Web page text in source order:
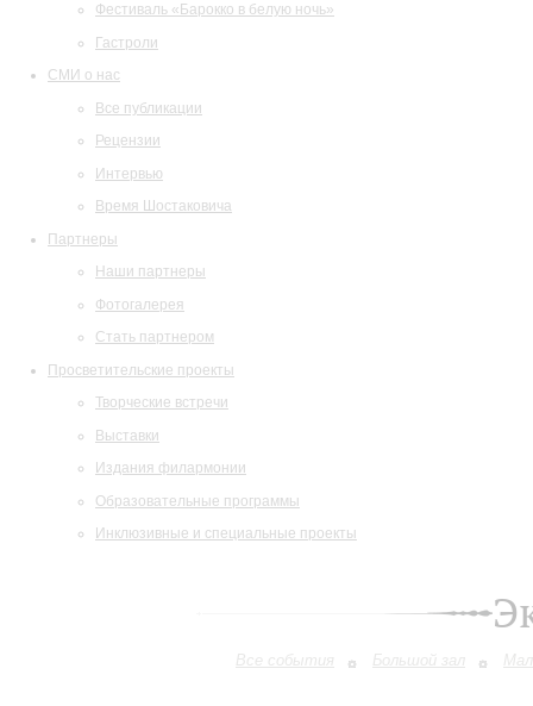
Фестиваль «Барокко в белую ночь»
Гастроли
СМИ о нас
Все публикации
Рецензии
Интервью
Время Шостаковича
Партнеры
Наши партнеры
Фотогалерея
Стать партнером
Просветительские проекты
Творческие встречи
Выставки
Издания филармонии
Образовательные программы
Инклюзивные и специальные проекты
Все события Большой зал